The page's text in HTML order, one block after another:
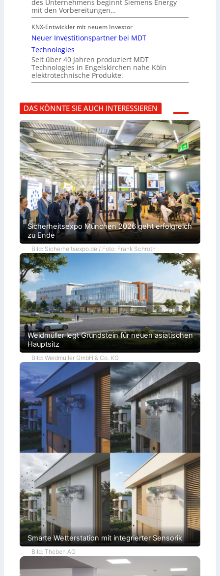
des Unternehmens beginnt Siemens Energy
mit den Vorbereitungen…
KNX-Entwickler mit neuem Investor
Neuer Investitionspartner bei MDT
Technologies
Seit über 40 Jahren produziert MDT
Technologies in Engelskirchen nahe Köln
elektrotechnische Produkte.
DAS KÖNNTE SIE AUCH INTERESSIEREN
Sicherheitsexpo München 2026 geht erfolgreich
zu Ende
Bild: Sicherheitsexpo.de / Foto: Frank Schroth
Weidmüller legt Grundstein für neuen asiatischen
Hauptsitz
Bild: Weidmüller GmbH & Co. KG
Smarte Wetterstation mit integrierter Sensorik
Bild: Theben AG